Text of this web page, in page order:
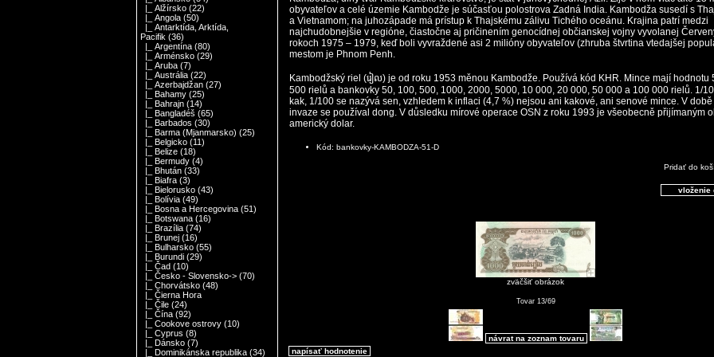
|_ Alžírsko (22)
|_ Angola (50)
|_ Antarktída, Arktída,
Pacifik (36)
|_ Argentína (80)
|_ Arménsko (29)
|_ Aruba (7)
|_ Austrália (22)
|_ Azerbajdžan (27)
|_ Bahamy (25)
|_ Bahrajn (14)
|_ Bangladéš (65)
|_ Barbados (30)
|_ Barma (Mjanmarsko) (25)
|_ Belgicko (11)
|_ Belize (18)
|_ Bermudy (4)
|_ Bhután (33)
|_ Biafra (3)
|_ Bielorusko (43)
|_ Bolívia (49)
|_ Bosna a Hercegovina (51)
|_ Botswana (16)
|_ Brazília (74)
|_ Brunej (16)
|_ Bulharsko (55)
|_ Burundi (29)
|_ Čad (10)
|_ Česko - Slovensko-> (70)
|_ Chorvátsko (48)
|_ Čierna Hora
|_ Čile (24)
|_ Čína (92)
|_ Cookove ostrovy (10)
|_ Cyprus (8)
|_ Dánsko (7)
|_ Dominikánska republika (34)
obyvateľov a celé územie Kambodže je súčasťou polostrova Zadná India. Kambodža susedí s
a Vietnamom; na juhozápade má prístup k Thajskému zálivu Tichého oceánu. Krajina patrí medzi
najchudobnejšie v regióne, čiastočne aj pričinením genocídnej občianskej vojny vyvolanej
rokoch 1975 – 1979, keď boli vyvraždené asi 2 milióny obyvateľov (zhruba štvrtina vtedajšej
mestom je Phnom Penh.
Kambodžský riel (រៀល) je od roku 1953 měnou Kambodže. Používá kód KHR. Mince mají hodnotu
500 rielů a bankovky 50, 100, 500, 1000, 2000, 5000, 10 000, 20 000, 50 000 a 100 000 rielů. 1/
kak, 1/100 se nazývá sen, vzhledem k inflaci (4,7 %) nejsou ani kakové, ani senové mince. V
invaze se používal dong. V důsledku mírové operace OSN z roku 1993 je všeobecně přijímaným
americký dolar.
Pridať do
Kód: bankovky-KAMBODZA-51-D
zväčšiť obrázok
Tovar 13/69
návrat na zoznam tovaru
napísať hodnotenie